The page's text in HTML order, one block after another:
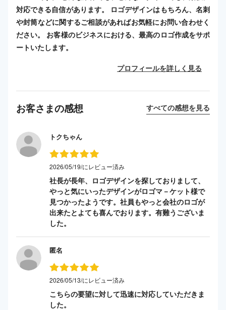
対応できる自信があります。 ロゴデザインはもちろん、名刺
や封筒などに関するご相談があればお気軽にお問い合わせく
ださい。 お客様のビジネスにおける、最高のロゴ作成をサポ
ートいたします。
プロフィールを詳しく見る
お客さまの感想 すべての感想を見る
トクちゃん
2026/05/19/にレビュー済み
社長が長年、ロゴデザインを探しておりまして、
やっと気にいったデザインがロゴマ－ケット様で
見つかったようです。社員もやっと会社のロゴが
出来たとよても喜んでおります。有難うございま
した。
匿名
2026/05/13/にレビュー済み
こちらの要望に対して迅速に対応していただきま
した。